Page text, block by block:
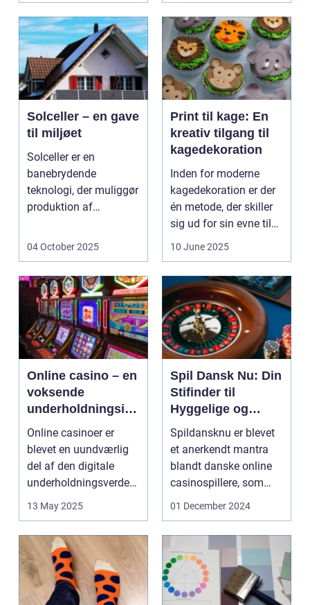
Solceller – en gave
til miljøet
Solceller er en
banebrydende
teknologi, der muliggør
produktion af
udnytt...
04 October 2025
Print til kage: En
kreativ tilgang til
kagedekoration
Inden for moderne
kagedekoration er der
én metode, der skiller
sig ud for sin evne til
10 June 2025
Online casino – en
voksende
underholdningsind
ustri
Online casinoer er
blevet en uundværlig
del af den digitale
underholdningsverden.
13 May 2025
Spil Dansk Nu: Din
Stifinder til
Hyggelige og
Underholdende
Online Casinoer
Spildansknu er blevet
et anerkendt mantra
blandt danske online
casinospillere, som
søger unde...
01 December 2024